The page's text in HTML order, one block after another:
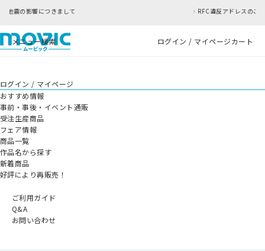
RFC違反アドレスのご利用について
メニュー検索 ログイン / マイページカート
ログイン / マイページ
おすすめ情報
事前・事後・イベント通販
受注生産商品
フェア情報
商品一覧
作品名から探す
新着商品
好評により再販売！
ご利用ガイド
Q&A
お問い合わせ